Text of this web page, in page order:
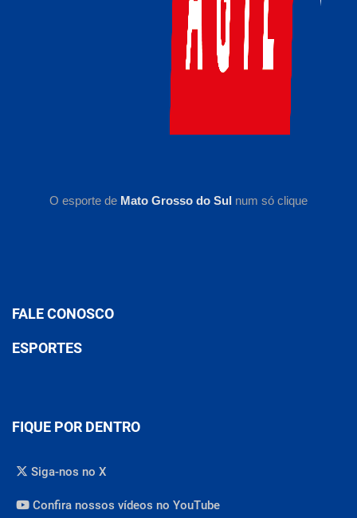
O esporte de Mato Grosso do Sul num só clique
FALE CONOSCO
ESPORTES
FIQUE POR DENTRO
Siga-nos no X
Confira nossos vídeos no YouTube